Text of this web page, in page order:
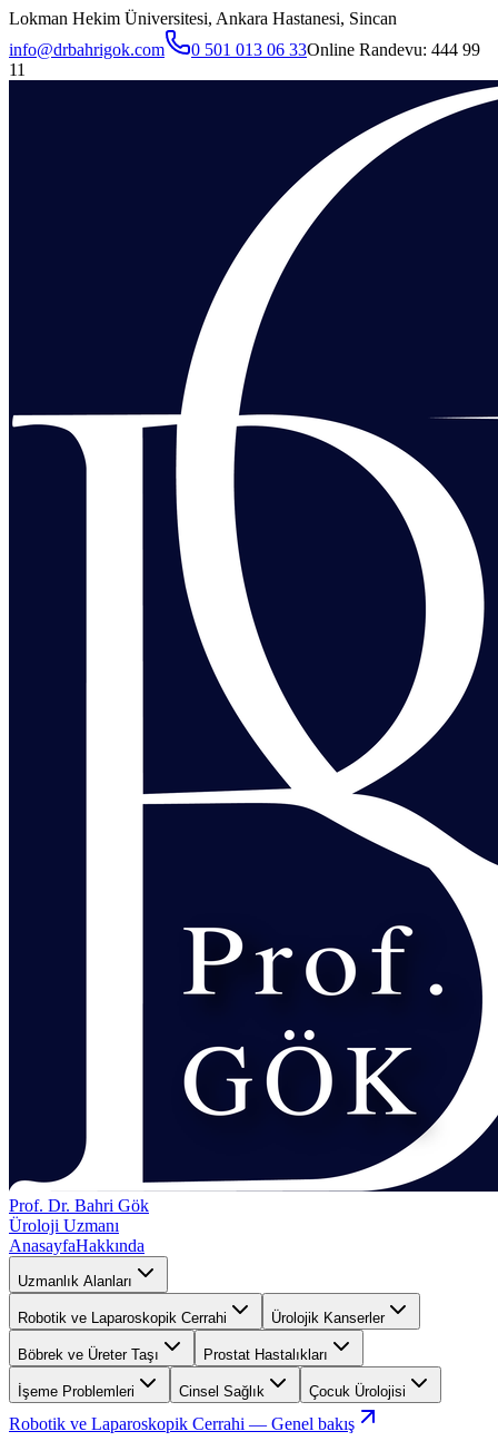
Lokman Hekim Üniversitesi, Ankara Hastanesi, Sincan
info@drbahrigok.com
0 501 013 06 33Online Randevu: 444 99
11
Prof. Dr. Bahri Gök
Üroloji Uzmanı
AnasayfaHakkında
Uzmanlık Alanları
Robotik ve Laparoskopik Cerrahi Ürolojik Kanserler
Böbrek ve Üreter Taşı Prostat Hastalıkları
İşeme Problemleri Cinsel Sağlık Çocuk Ürolojisi
Robotik ve Laparoskopik Cerrahi — Genel bakış